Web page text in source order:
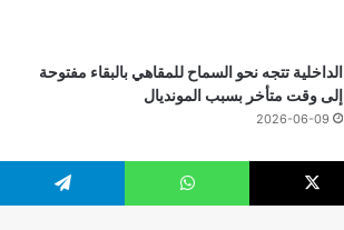
الداخلية تتجه نحو السماح للمقاهي بالبقاء مفتوحة
إلى وقت متأخر بسبب المونديال
2026-06-09
واتساب تيلقرام